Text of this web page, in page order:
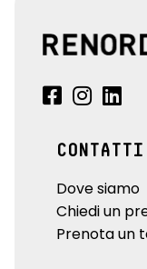
CONTATTI
Dove siamo
Chiedi un
Prenota un